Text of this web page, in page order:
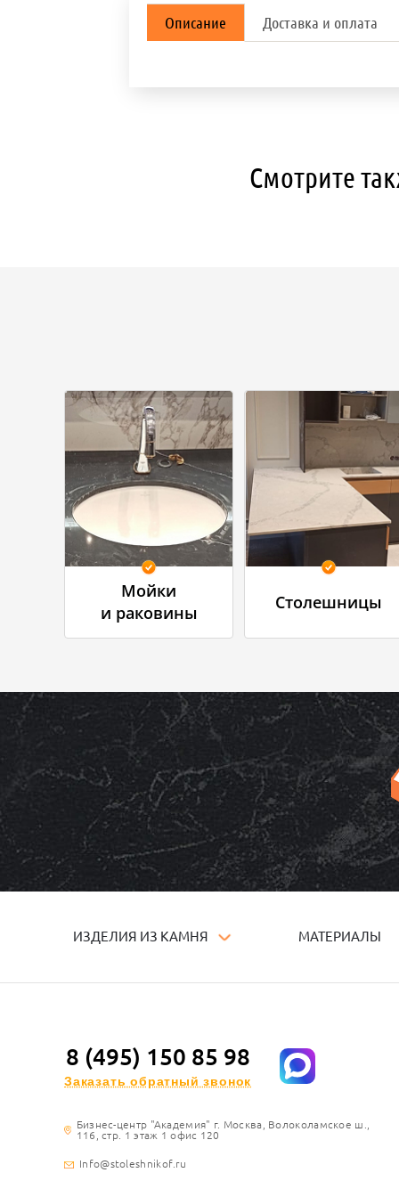
Описание Доставка и оплата
Смотрите
Мойки
и раковины
Столешницы
ИЗДЕЛИЯ ИЗ КАМНЯ МАТЕРИАЛЫ
8 (495) 150 85 98
Заказать обратный звонок
Бизнес-центр "Академия" г. Москва, Волоколамское ш.,
116, стр. 1 этаж 1 офис 120
Info@stoleshnikof.ru